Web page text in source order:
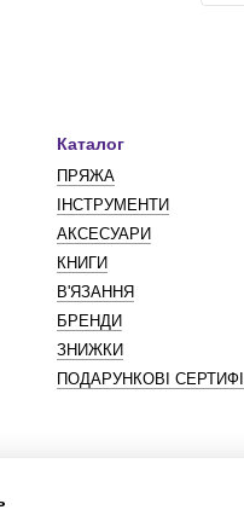
Каталог
ПРЯЖА
ІНСТРУМЕНТИ
АКСЕСУАРИ
КНИГИ
В'ЯЗАННЯ
БРЕНДИ
ЗНИЖКИ
ПОДАРУНКОВІ